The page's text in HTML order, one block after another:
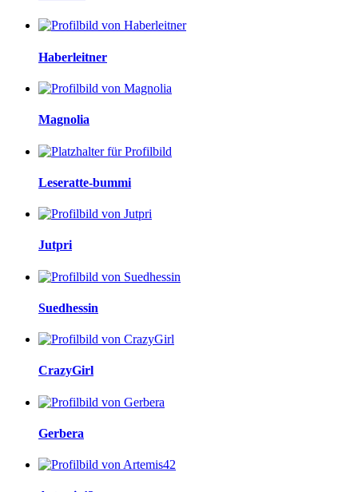
Haberleitner
Magnolia
Leseratte-bummi
Jutpri
Suedhessin
CrazyGirl
Gerbera